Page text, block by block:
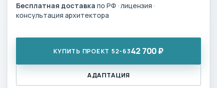
Бесплатная доставка по РФ · лицензия ·
консультация архитектора
КУПИТЬ ПРОЕКТ 52-6342 700 ₽
АДАПТАЦИЯ